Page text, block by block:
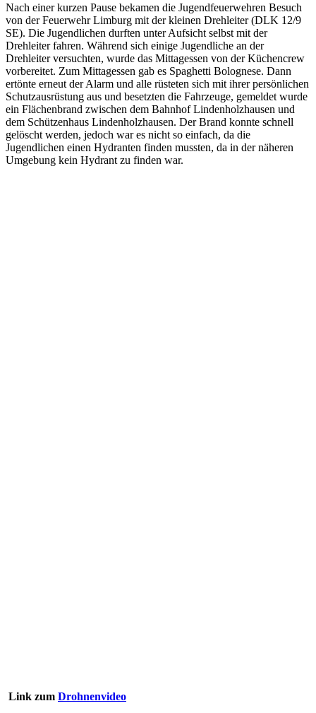
Nach einer kurzen Pause bekamen die Jugendfeuerwehren Besuch
von der Feuerwehr Limburg mit der kleinen Drehleiter (DLK 12/9
SE). Die Jugendlichen durften unter Aufsicht selbst mit der
Drehleiter fahren. Während sich einige Jugendliche an der
Drehleiter versuchten, wurde das Mittagessen von der Küchencrew
vorbereitet. Zum Mittagessen gab es Spaghetti Bolognese. Dann
ertönte erneut der Alarm und alle rüsteten sich mit ihrer persönlichen
Schutzausrüstung aus und besetzten die Fahrzeuge, gemeldet wurde
ein Flächenbrand zwischen dem Bahnhof Lindenholzhausen und
dem Schützenhaus Lindenholzhausen. Der Brand konnte schnell
gelöscht werden, jedoch war es nicht so einfach, da die
Jugendlichen einen Hydranten finden mussten, da in der näheren
Umgebung kein Hydrant zu finden war.
Link zum Drohnenvideo